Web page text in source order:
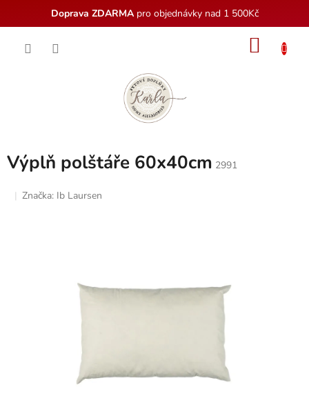
Doprava ZDARMApro objednávky nad 1 500Kč
Výplň polštáře 60x40cm 2991
Značka: Ib Laursen